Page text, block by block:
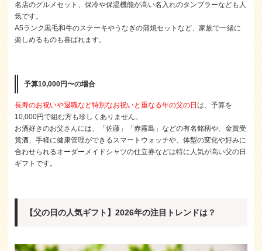
名店のグルメセット、保冷や保温機能が高い名入れのタンブラーなども人
気です。
A5ランク黒毛和牛のステーキやうなぎの蒲焼セットなど、家族で一緒に
楽しめるものも喜ばれます。
予算10,000円〜の場合
長寿のお祝いや退職など特別なお祝いと重なる年の父の日は、予算を
10,000円で組む方も珍しくありません。
お酒好きのお父さんには、「佐藤」「赤霧島」などの有名銘柄や、金賞受
賞酒、手軽に健康管理ができるスマートウォッチや、体型の変化や好みに
合わせられるオーダーメイドシャツの仕立券などは特に人気が高い父の日
ギフトです。
【父の日の人気ギフト】2026年の注目トレンドは？